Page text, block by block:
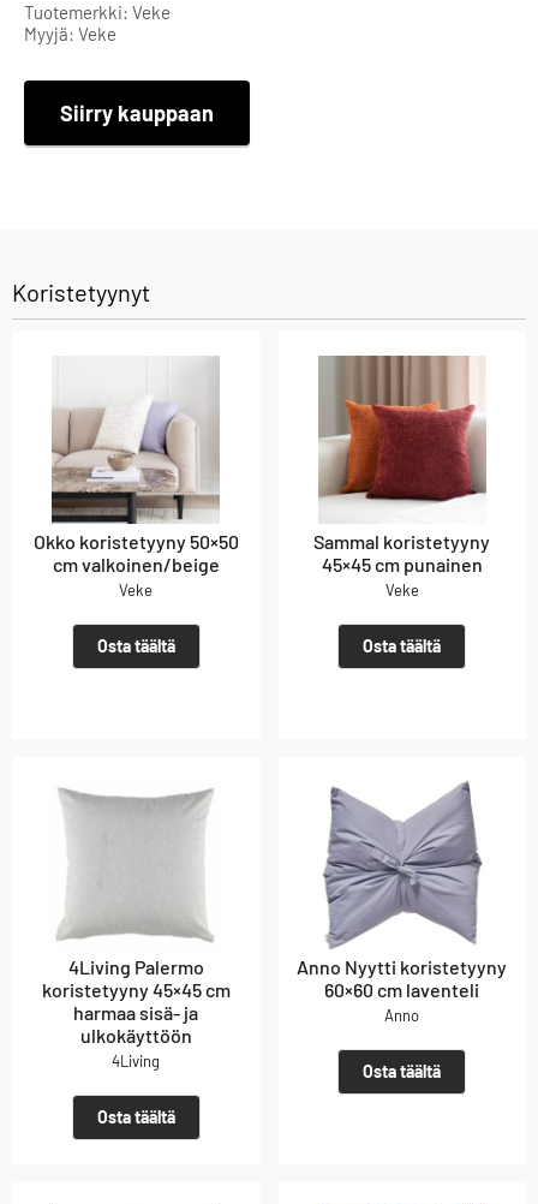
Tuotemerkki: Veke
Myyjä: Veke
Siirry kauppaan
Koristetyynyt
Okko koristetyyny 50×50
cm valkoinen/beige
Veke
Osta täältä
Sammal koristetyyny
45×45 cm punainen
Veke
Osta täältä
4Living Palermo
koristetyyny 45×45 cm
harmaa sisä- ja
ulkokäyttöön
4Living
Osta täältä
Anno Nyytti koristetyyny
60×60 cm laventeli
Anno
Osta täältä